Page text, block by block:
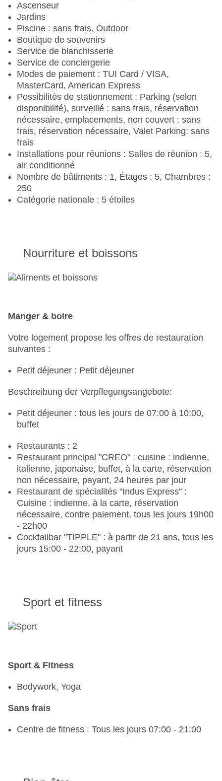
Ascenseur
Jardins
Piscine : sans frais, Outdoor
Boutique de souvenirs
Service de blanchisserie
Service de conciergerie
Modes de paiement : TUI Card / VISA,
MasterCard, American Express
Possibilités de stationnement : Parking (selon
disponibilité), surveillé : sans frais, réservation
nécessaire, emplacements, non couvert : sans
frais, réservation nécessaire, Valet Parking: sans
frais
Installations pour réunions : Salles de réunion : 5,
air conditionné
Nombre de bâtiments : 1, Étages : 5, Chambres :
250
Catégorie nationale : 5 étoiles
Nourriture et boissons
Manger & boire
Votre logement propose les offres de restauration
suivantes :
Petit déjeuner : Petit déjeuner
Beschreibung der Verpflegungsangebote:
Petit déjeuner : tous les jours de 07:00 à 10:00,
buffet
Restaurants : 2
Restaurant principal "CREO" : cuisine : indienne,
italienne, japonaise, buffet, à la carte, réservation
non nécessaire, payant, 24 heures par jour
Restaurant de spécialités "Indus Express" :
Cuisine : indienne, à la carte, réservation
nécessaire, contre paiement, tous les jours 19h00
- 22h00
Cocktailbar "TIPPLE" : à partir de 21 ans, tous les
jours 15:00 - 22:00, payant
Sport et fitness
Sport & Fitness
Bodywork, Yoga
Sans frais
Centre de fitness : Tous les jours 07:00 - 21:00